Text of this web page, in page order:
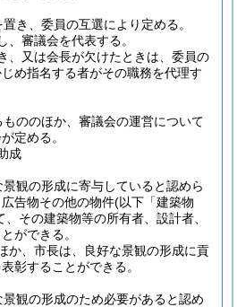
き、委員の互選により定める。
、審議会を代表する。
、又は会長が欠けたときは、委員の
め指名する者がその職務を代理す
もののほか、審議会の運営について
定める。
成
観の形成に寄与していると認めら
告物その他の物件(以下「建築物
、その建築物等の所有者、設計者、
ができる。
か、市長は、良好な景観の形成に貢
彰することができる。
観の形成のため必要があると認め